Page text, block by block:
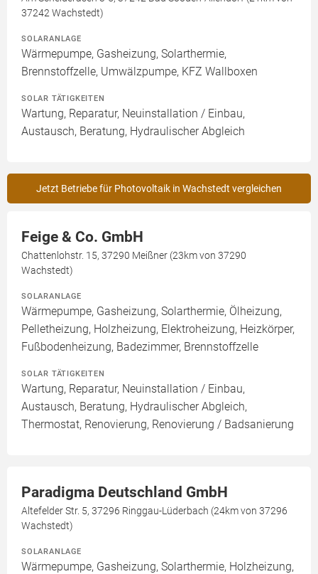
37242 Wachstedt)
SOLARANLAGE
Wärmepumpe, Gasheizung, Solarthermie,
Brennstoffzelle, Umwälzpumpe, KFZ Wallboxen
SOLAR TÄTIGKEITEN
Wartung, Reparatur, Neuinstallation / Einbau,
Austausch, Beratung, Hydraulischer Abgleich
Jetzt Betriebe für Photovoltaik in Wachstedt vergleichen
Feige & Co. GmbH
Chattenlohstr. 15, 37290 Meißner (23km von 37290
Wachstedt)
SOLARANLAGE
Wärmepumpe, Gasheizung, Solarthermie, Ölheizung,
Pelletheizung, Holzheizung, Elektroheizung, Heizkörper,
Fußbodenheizung, Badezimmer, Brennstoffzelle
SOLAR TÄTIGKEITEN
Wartung, Reparatur, Neuinstallation / Einbau,
Austausch, Beratung, Hydraulischer Abgleich,
Thermostat, Renovierung, Renovierung / Badsanierung
Paradigma Deutschland GmbH
Altefelder Str. 5, 37296 Ringgau-Lüderbach (24km von 37296
Wachstedt)
SOLARANLAGE
Wärmepumpe, Gasheizung, Solarthermie, Holzheizung,